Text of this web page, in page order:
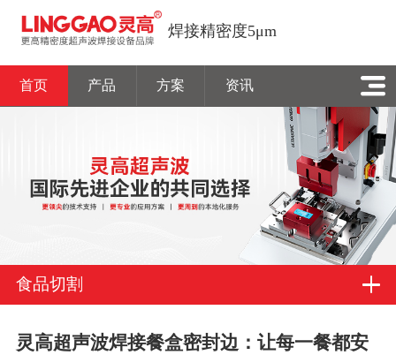
焊接精密度5μm
首页 产品 方案 资讯
食品切割
灵高超声波焊接餐盒密封边：让每一餐都安